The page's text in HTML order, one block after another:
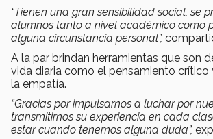
“Tienen una gran sensibilidad social, se
alumnos tanto a nivel académico como
alguna circunstancia personal”,
A la par brindan herramientas que son
vida diaria como el pensamiento
la empatía.
“Gracias por impulsarnos a luchar por
transmitirnos su experiencia en cada
estar cuando tenemos alguna duda”,